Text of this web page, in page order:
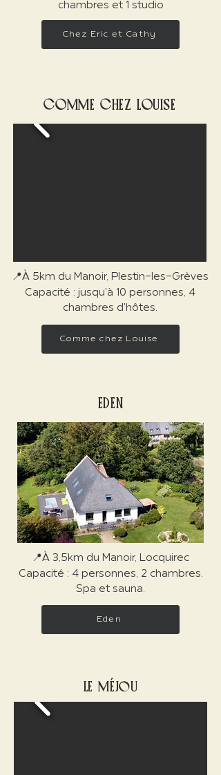
chambres et 1 studio
Chez Éric et Cathy
COMME CHEZ LOUISE
📍À 5km du Manoir, Plestin-les-Grèves
Capacité : jusqu'à 10 personnes, 4
chambres d'hôtes.
Comme chez Louise
EDEN
📍À 3,5km du Manoir, Locquirec
Capacité : 4 personnes, 2 chambres.
Spa et sauna.
Eden
LE MÉJOU